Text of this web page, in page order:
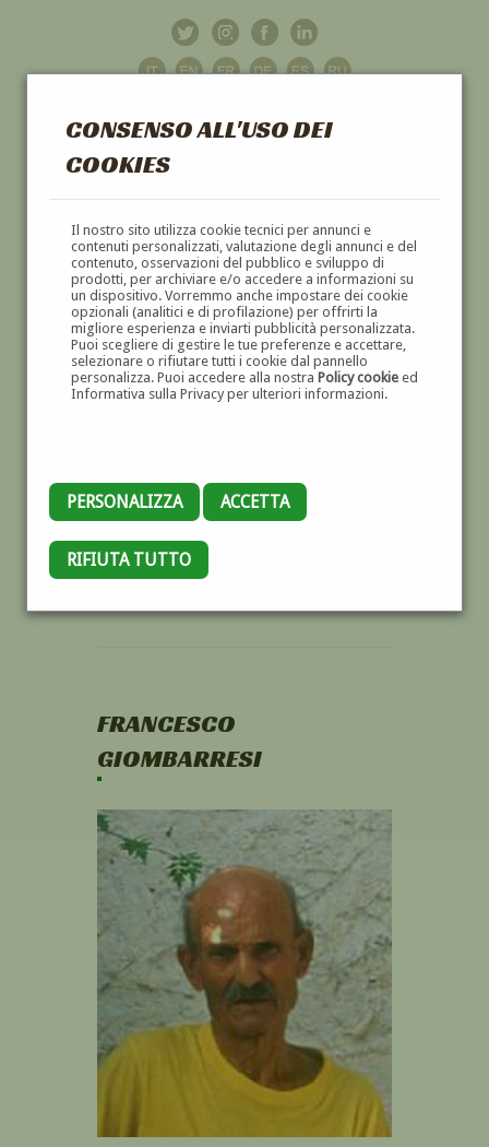
CONSENSO ALL'USO DEI
COOKIES
Il nostro sito utilizza cookie tecnici per annunci e
contenuti personalizzati, valutazione degli annunci e del
contenuto, osservazioni del pubblico e sviluppo di
prodotti, per archiviare e/o accedere a informazioni su
un dispositivo. Vorremmo anche impostare dei cookie
opzionali (analitici e di profilazione) per offrirti la
migliore esperienza e inviarti pubblicità personalizzata.
Puoi scegliere di gestire le tue preferenze e accettare,
selezionare o rifiutare tutti i cookie dal pannello
personalizza. Puoi accedere alla nostra Policy cookieed
Informativa sulla Privacy per ulteriori informazioni.
PERSONALIZZA ACCETTA
RIFIUTA TUTTO
GALLERIAD'ARTE
DIPINTI E SCULTURE '800 E '900
FRANCESCO
GIOMBARRESI